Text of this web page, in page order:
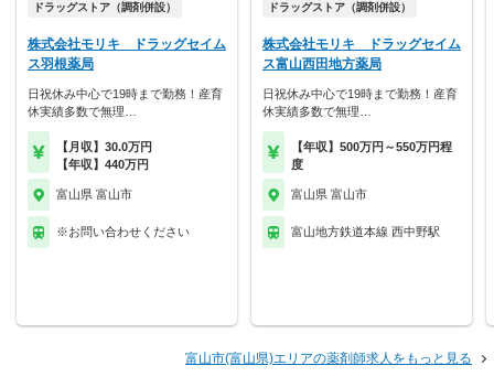
ドラッグストア（調剤併設）
株式会社モリキ ドラッグセイム
ス羽根薬局
日祝休み中心で19時まで勤務！産育
休実績多数で無理…
【月収】30.0万円
【年収】440万円
富山県 富山市
※お問い合わせください
ドラッグストア（調剤併設）
株式会社モリキ ドラッグセイム
ス富山西田地方薬局
日祝休み中心で19時まで勤務！産育
休実績多数で無理…
【年収】500万円～550万円程
度
富山県 富山市
富山地方鉄道本線 西中野駅
富山市(富山県)エリアの薬剤師求人をもっと見る